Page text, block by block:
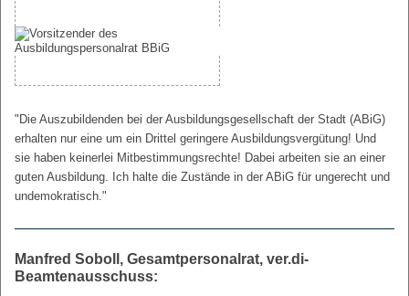
"Die Auszubildenden bei der Ausbildungsgesellschaft der Stadt (ABiG)
erhalten nur eine um ein Drittel geringere Ausbildungsvergütung! Und
sie haben keinerlei Mitbestimmungsrechte! Dabei arbeiten sie an einer
guten Ausbildung. Ich halte die Zustände in der ABiG für ungerecht und
undemokratisch."
Manfred Soboll, Gesamtpersonalrat, ver.di-
Beamtenausschuss: